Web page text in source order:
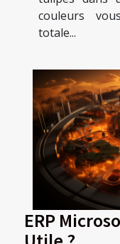
couleurs
totale...
ERP